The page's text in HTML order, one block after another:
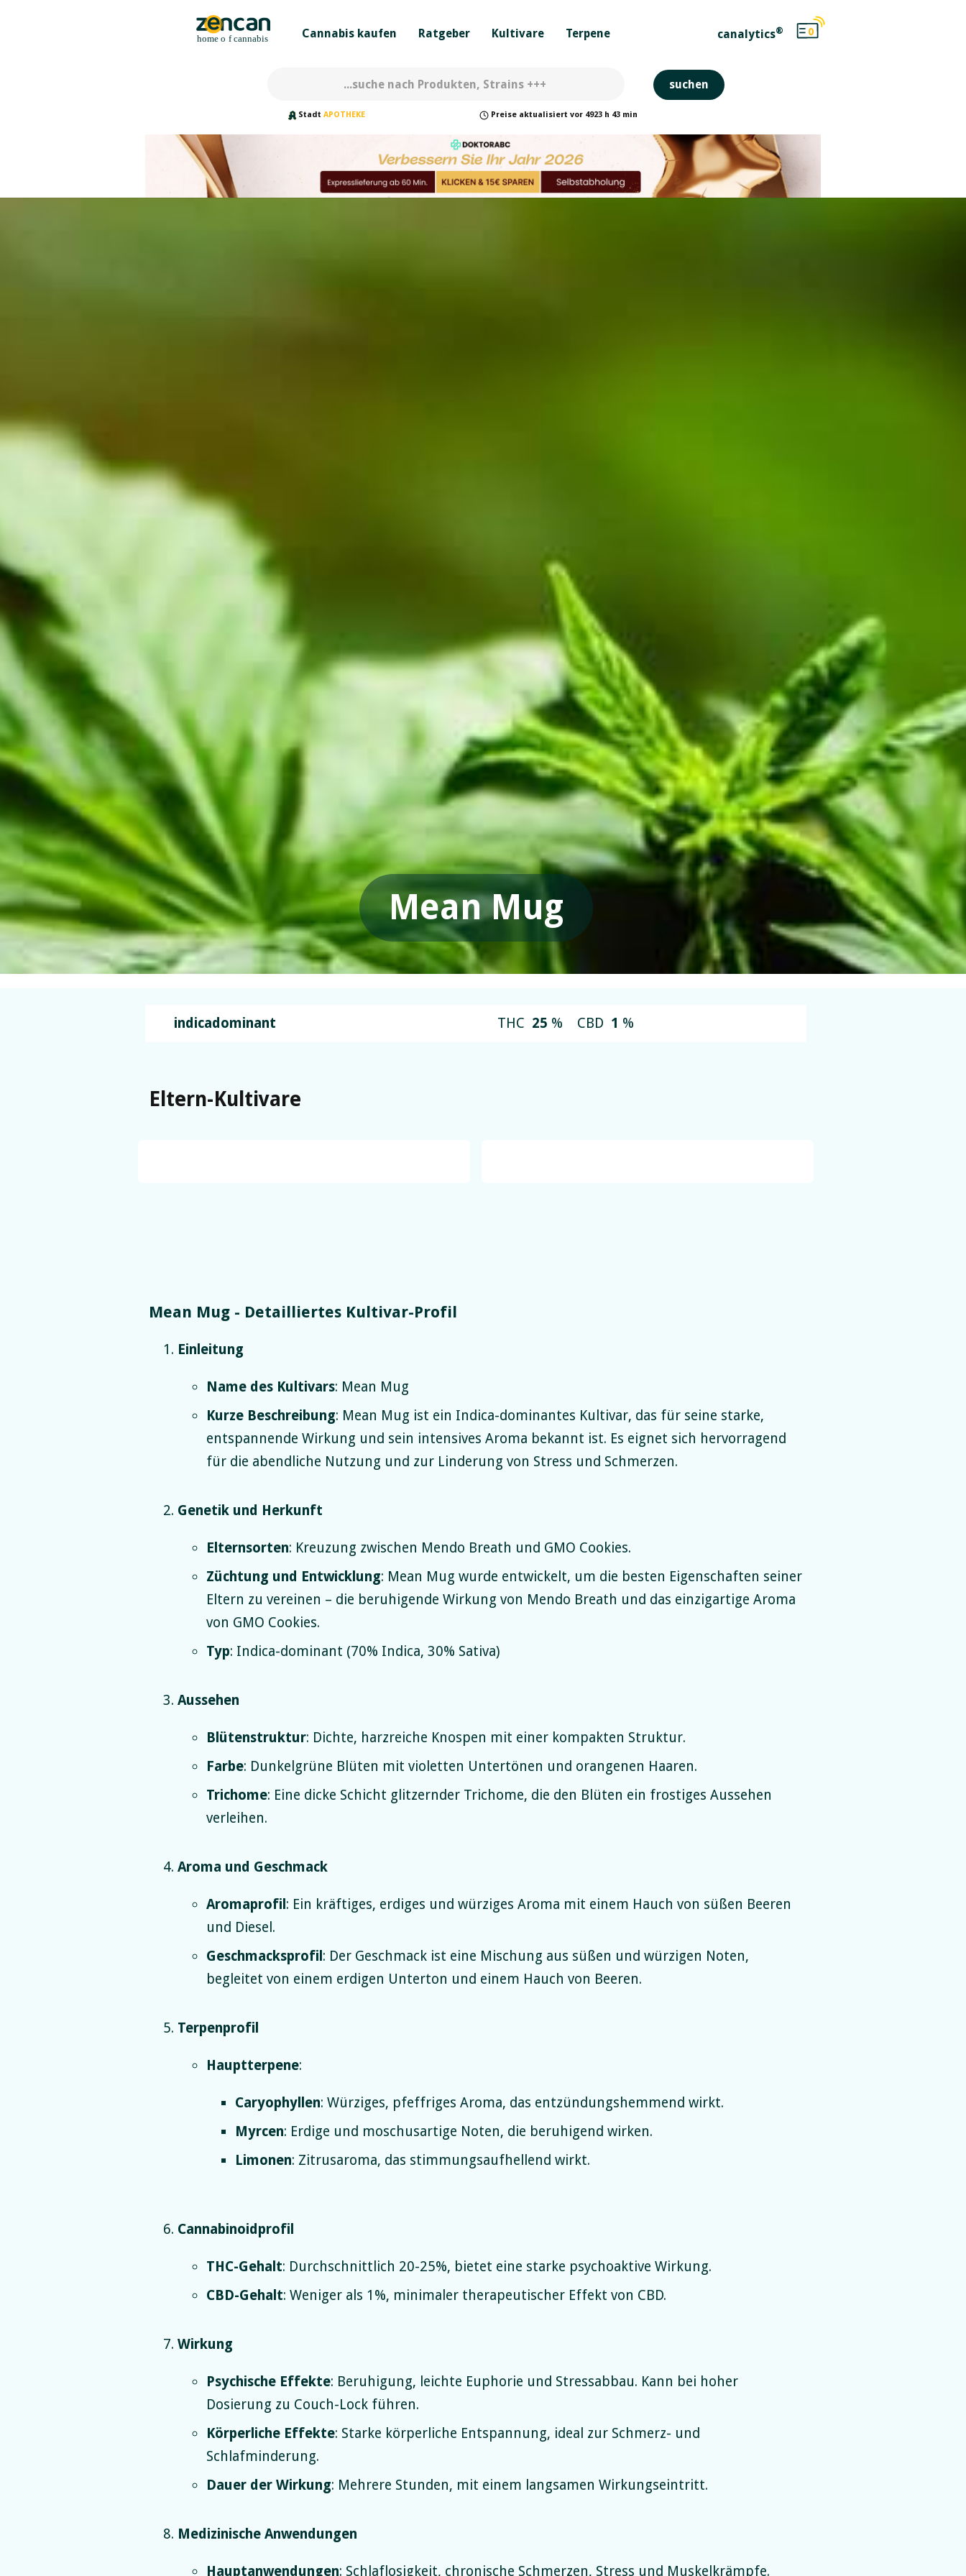
Cannabis kaufen Ratgeber Kultivare Terpene canalytics® 0
Stadt APOTHEKE Preise aktualisiert vor 4923 h 43 min
Mean Mug
indicadominant THC 25 % CBD 1 %
Eltern-Kultivare
Mean Mug - Detailliertes Kultivar-Profil
Einleitung
Name des Kultivars: Mean Mug
Kurze Beschreibung: Mean Mug ist ein Indica-dominantes Kultivar, das für seine starke,
entspannende Wirkung und sein intensives Aroma bekannt ist. Es eignet sich hervorragend
für die abendliche Nutzung und zur Linderung von Stress und Schmerzen.
Genetik und Herkunft
Elternsorten: Kreuzung zwischen Mendo Breath und GMO Cookies.
Züchtung und Entwicklung: Mean Mug wurde entwickelt, um die besten Eigenschaften seiner
Eltern zu vereinen – die beruhigende Wirkung von Mendo Breath und das einzigartige Aroma
von GMO Cookies.
Typ: Indica-dominant (70% Indica, 30% Sativa)
Aussehen
Blütenstruktur: Dichte, harzreiche Knospen mit einer kompakten Struktur.
Farbe: Dunkelgrüne Blüten mit violetten Untertönen und orangenen Haaren.
Trichome: Eine dicke Schicht glitzernder Trichome, die den Blüten ein frostiges Aussehen
verleihen.
Aroma und Geschmack
Aromaprofil : Ein kräftiges, erdiges und würziges Aroma mit einem Hauch von süßen Beeren
und Diesel.
Geschmacksprofil : Der Geschmack ist eine Mischung aus süßen und würzigen Noten,
begleitet von einem erdigen Unterton und einem Hauch von Beeren.
Terpenprofil
Hauptterpene:
Caryophyllen: Würziges, pfeffriges Aroma, das entzündungshemmend wirkt.
Myrcen: Erdige und moschusartige Noten, die beruhigend wirken.
Limonen: Zitrusaroma, das stimmungsaufhellend wirkt.
Cannabinoidprofil
THC-Gehalt: Durchschnittlich 20-25%, bietet eine starke psychoaktive Wirkung.
CBD-Gehalt: Weniger als 1%, minimaler therapeutischer Effekt von CBD.
Wirkung
Psychische Effekte: Beruhigung, leichte Euphorie und Stressabbau. Kann bei hoher
Dosierung zu Couch-Lock führen.
Körperliche Effekte: Starke körperliche Entspannung, ideal zur Schmerz- und
Schlafminderung.
Dauer der Wirkung: Mehrere Stunden, mit einem langsamen Wirkungseintritt.
Medizinische Anwendungen
Hauptanwendungen: Schlaflosigkeit, chronische Schmerzen, Stress und Muskelkrämpfe.